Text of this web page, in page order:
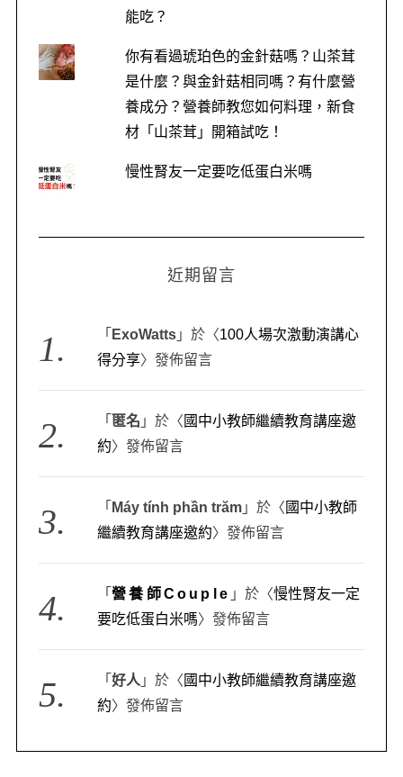
能吃？
你有看過琥珀色的金針菇嗎？山茶茸
是什麼？與金針菇相同嗎？有什麼營
養成分？營養師教您如何料理，新食
材「山茶茸」開箱試吃！
慢性腎友一定要吃低蛋白米嗎
近期留言
「 ExoWatts 」於〈100人場次激動演講心
得分享〉發佈留言
「 匿名 」於〈 國中小教師繼續教育講座邀
約〉發佈留言
「 Máy tính phần trăm 」於〈 國中小教師
繼續教育講座邀約〉發佈留言
「營養師Couple 」於〈慢性腎友一定
要吃低蛋白米嗎〉發佈留言
「好人 」於〈 國中小教師繼續教育講座邀
約〉發佈留言
o
r